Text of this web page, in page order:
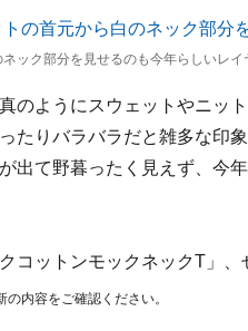
ック部分を見せるのも今年らしいレイ
のようにスウェットやニッ
たりバラバラだと雑多な印
出て野暮ったく見えず、今
コットンモックネックT」、
内容をご確認ください。